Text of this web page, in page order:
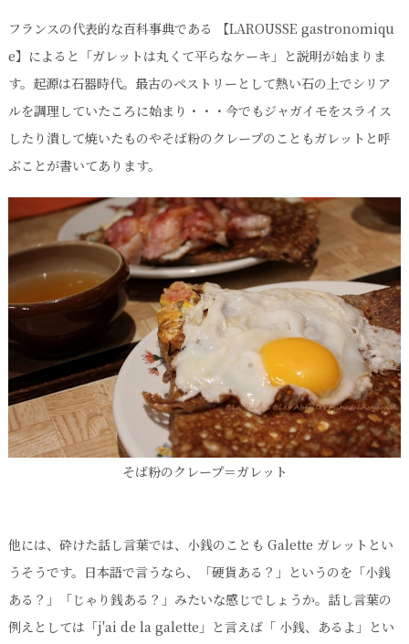
フランスの代表的な百科事典である 【LAROUSSE gastronomiqu
e】によると「ガレットは丸くて平らなケーキ」と説明が始まりま
す。起源は石器時代。最古のペストリーとして熱い石の上でシリア
ルを調理していたころに始まり・・・今でもジャガイモをスライス
したり潰して焼いたものやそば粉のクレープのこともガレットと呼
ぶことが書いてあります。
そば粉のクレープ＝ガレット
他には、砕けた話し言葉では、小銭のことも Galette ガレットとい
うそうです。日本語で言うなら、「硬貨ある？」というのを「小銭
ある？」「じゃり銭ある？」みたいな感じでしょうか。話し言葉の
例えとしては「j'ai de la galette」と言えば「 小銭、あるよ」とい